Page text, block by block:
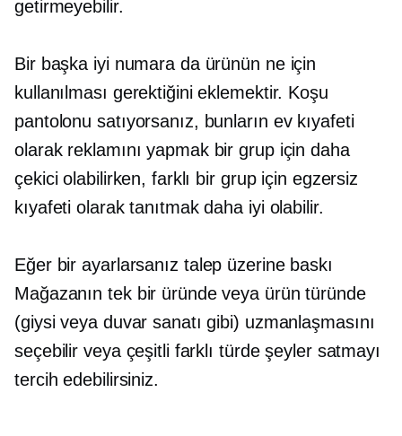
getirmeyebilir.
Bir başka iyi numara da ürünün ne için
kullanılması gerektiğini eklemektir. Koşu
pantolonu satıyorsanız, bunların ev kıyafeti
olarak reklamını yapmak bir grup için daha
çekici olabilirken, farklı bir grup için egzersiz
kıyafeti olarak tanıtmak daha iyi olabilir.
Eğer bir ayarlarsanız talep üzerine baskı
Mağazanın tek bir üründe veya ürün türünde
(giysi veya duvar sanatı gibi) uzmanlaşmasını
seçebilir veya çeşitli farklı türde şeyler satmayı
tercih edebilirsiniz.